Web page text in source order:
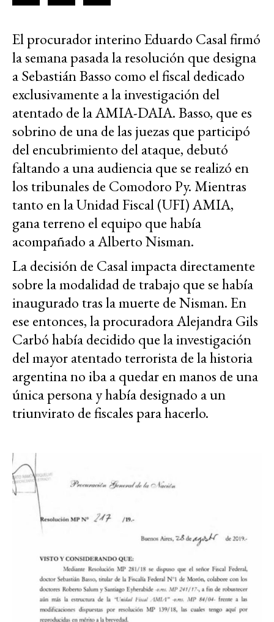
El procurador interino Eduardo Casal firmó
la semana pasada la resolución que designa
a Sebastián Basso como el fiscal dedicado
exclusivamente a la investigación del
atentado de la AMIA-DAIA. Basso, que es
sobrino de una de las juezas que participó
del encubrimiento del ataque, debutó
faltando a una audiencia que se realizó en
los tribunales de Comodoro Py. Mientras
tanto en la Unidad Fiscal (UFI) AMIA,
gana terreno el equipo que había
acompañado a Alberto Nisman.
La decisión de Casal impacta directamente
sobre la modalidad de trabajo que se había
inaugurado tras la muerte de Nisman. En
ese entonces, la procuradora Alejandra Gils
Carbó había decidido que la investigación
del mayor atentado terrorista de la historia
argentina no iba a quedar en manos de una
única persona y había designado a un
triunvirato de fiscales para hacerlo.